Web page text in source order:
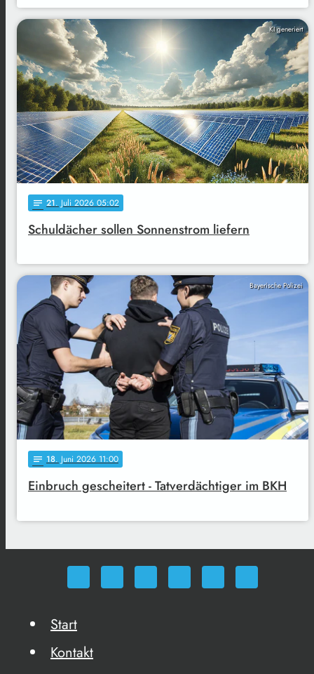
KI generiert
notes 21. Juli 2026 05:02
Schuldächer sollen Sonnenstrom liefern
Bayerische Polizei
notes 18. Juni 2026 11:00
Einbruch gescheitert - Tatverdächtiger im BKH
Start
Kontakt